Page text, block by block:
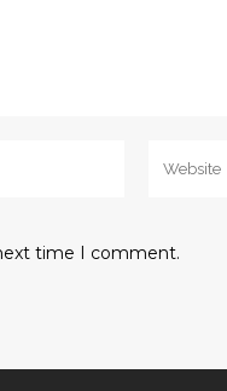
time I comment.